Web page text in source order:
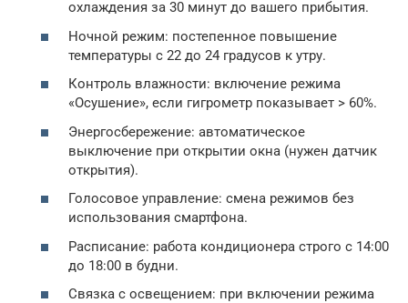
охлаждения за 30 минут до вашего прибытия.
Ночной режим: постепенное повышение
температуры с 22 до 24 градусов к утру.
Контроль влажности: включение режима
«Осушение», если гигрометр показывает > 60%.
Энергосбережение: автоматическое
выключение при открытии окна (нужен датчик
открытия).
Голосовое управление: смена режимов без
использования смартфона.
Расписание: работа кондиционера строго с 14:00
до 18:00 в будни.
Связка с освещением: при включении режима